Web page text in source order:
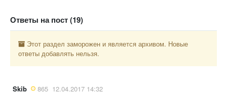
Ответы на пост (19)
Этот раздел заморожен и является архивом. Новые
ответы добавлять нельзя.
Skib 865 12.04.2017 14:32